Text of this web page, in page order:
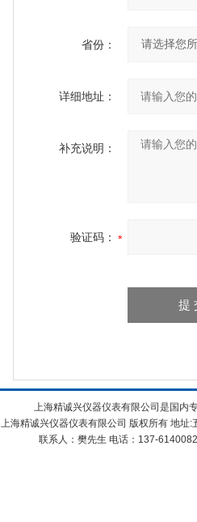
省份：
详细地址：
补充说明：
验证码：
上海精诚兴仪器仪表有限公司是国内
上海精诚兴仪器仪表有限公司 版权所有 地
联系人：樊先生 电话：137-